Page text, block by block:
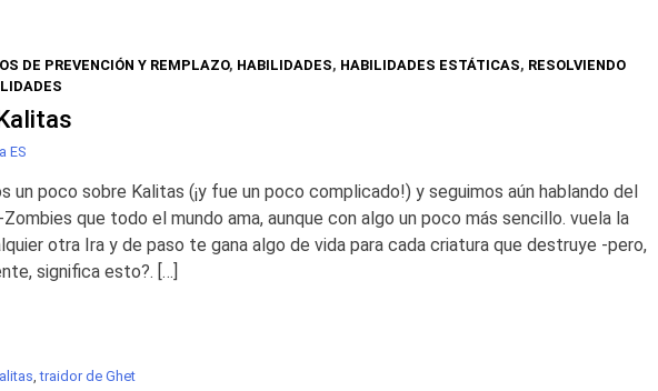
DE PREVENCIÓN Y REMPLAZO, HABILIDADES, HABILIDADES ESTÁTICAS, RESOLVIENDO
ES
un poco sobre Kalitas (¡y fue un poco complicado!) y seguimos aún hablando del
que todo el mundo ama, aunque con algo un poco más sencillo. vuela la
otra Ira y de paso te gana algo de vida para cada criatura que destruye -pero,
significa esto?. […]
,traidor de Ghet